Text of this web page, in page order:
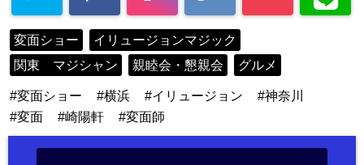
変面ショー
イリュージョンマジック
関東 マジシャン
親睦会・懇親会 グルメ
変面ショー 横浜 イリュージョン
神奈川
変面
崎陽軒 変面師